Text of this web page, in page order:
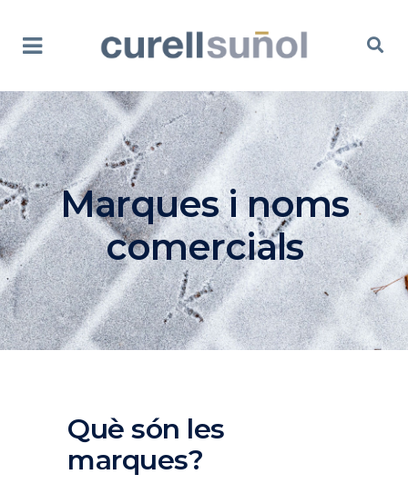
Marques i noms
comercials
Què són les
marques?